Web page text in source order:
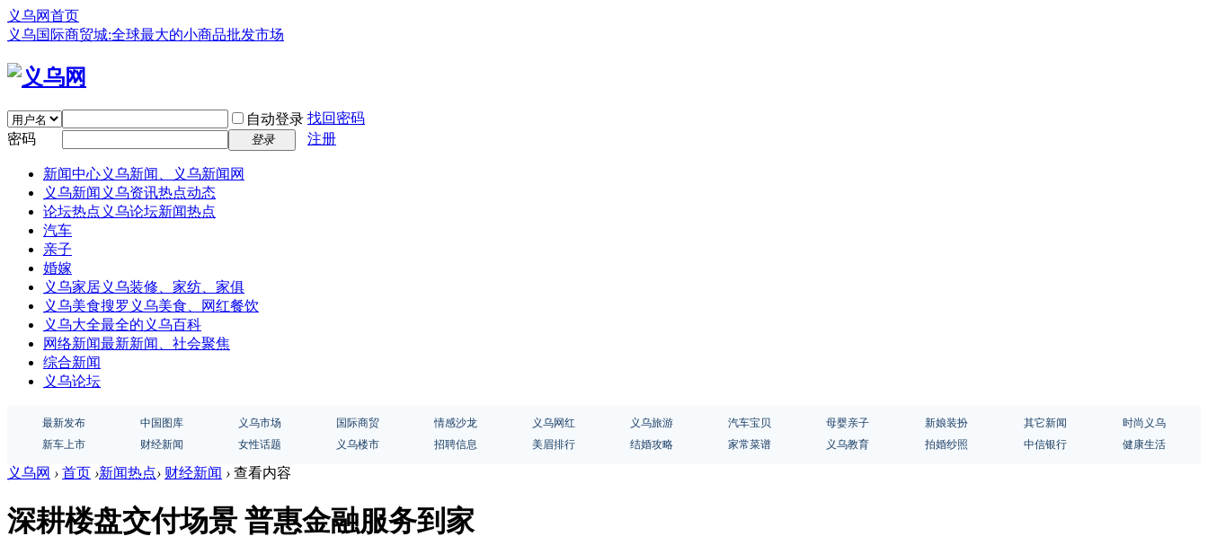
义乌网首页
义乌国际商贸城:全球最大的小商品批发市场
自动登录 找回密码
密码
登录 注册
新闻中心义乌新闻、义乌新闻网
义乌新闻 义乌资讯热点动态
论坛热点 义乌论坛新闻热点
汽车
亲子
婚嫁
义乌家居义乌装修、家纺、家俱
义乌美食搜罗义乌美食、网红餐饮
义乌大全最全的义乌百科
网络新闻最新新闻、社会聚焦
综合新闻
义乌论坛
最新发布 中国图库 义乌市场 国际商贸 情感沙龙 义乌网红 义乌旅游 汽车宝贝 母婴亲子 新娘装扮 其它新闻
时尚义乌
新车上市
财经新闻 女性话题 义乌楼市 招聘信息 美眉排行 结婚攻略 家常菜谱 义乌教育 拍婚纱照 中信银行 健康生活
义乌网 › 首页 ›新闻热点› 财经新闻 › 查看内容
深耕楼盘交付场景 普惠金融服务到家